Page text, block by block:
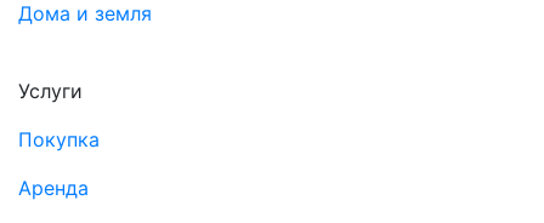
Дома и земля
Услуги
Покупка
Аренда